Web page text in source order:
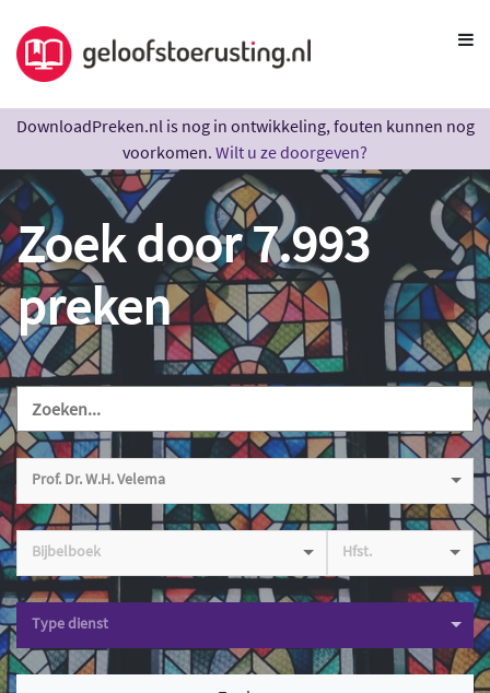
DownloadPreken.nl is nog in ontwikkeling, fouten kunnen nog
voorkomen. Wilt u ze doorgeven?
Zoek door 7.993
preken
Prof. Dr. W.H. Velema
Bijbelboek Hfst.
Type dienst